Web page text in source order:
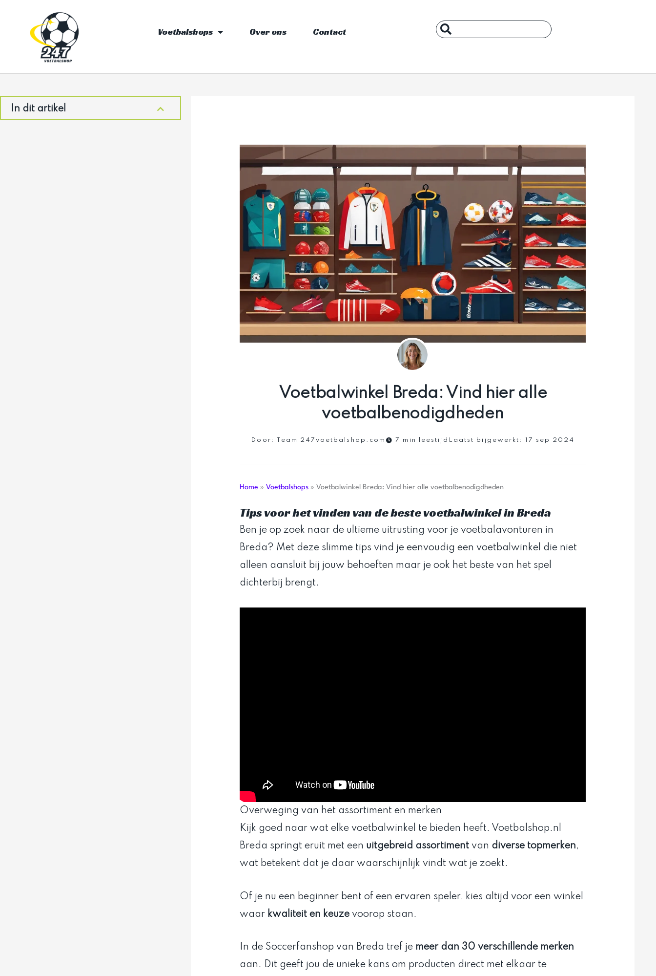
Voetbalshops Over ons Contact
Search
...
In dit artikel
Voetbalwinkel Breda: Vind hier alle
voetbalbenodigdheden
Door: Team 247voetbalshop.com 7 min leestijd Laatst bijgewerkt: 17 sep 2024
Home » Voetbalshops » Voetbalwinkel Breda: Vind hier alle voetbalbenodigdheden
Tips voor het vinden van de beste voetbalwinkel in Breda
Ben je op zoek naar de ultieme uitrusting voor je voetbalavonturen in
Breda? Met deze slimme tips vind je eenvoudig een voetbalwinkel die niet
alleen aansluit bij jouw behoeften maar je ook het beste van het spel
dichterbij brengt.
Overweging van het assortiment en merken
Kijk goed naar wat elke voetbalwinkel te bieden heeft. Voetbalshop.nl
Breda springt eruit met een uitgebreid assortiment van diverse topmerken,
wat betekent dat je daar waarschijnlijk vindt wat je zoekt.
Of je nu een beginner bent of een ervaren speler, kies altijd voor een winkel
waar kwaliteit en keuze voorop staan.
In de Soccerfanshop van Breda tref je meer dan 30 verschillende merken
aan. Dit geeft jou de unieke kans om producten direct met elkaar te